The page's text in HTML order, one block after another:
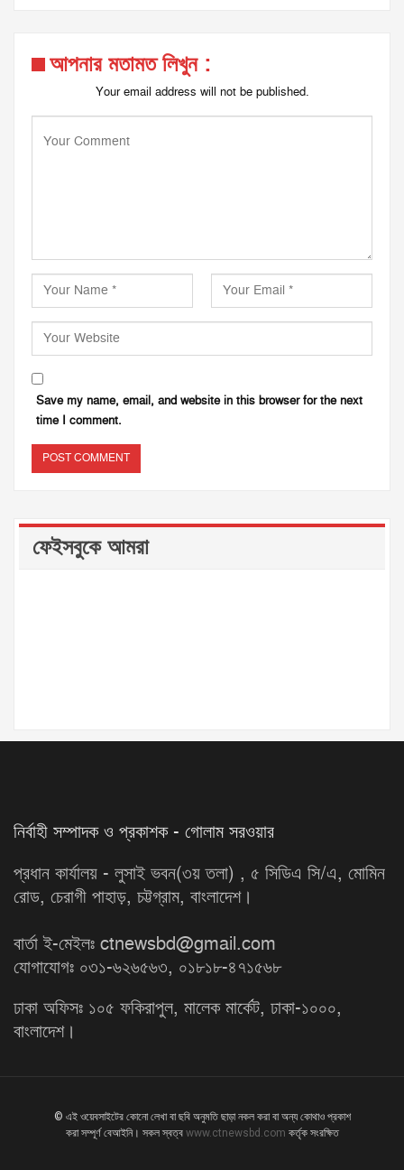
আপনার মতামত লিখুন :
Your email address will not be published.
Save my name, email, and website in this browser for the next
time I comment.
ফেইসবুকে আমরা
নির্বাহী সম্পাদক ও প্রকাশক - গোলাম সরওয়ার
প্রধান কার্যালয় - লুসাই ভবন(৩য় তলা) , ৫ সিডিএ সি/এ, মোমিন
রোড, চেরাগী পাহাড়, চট্টগ্রাম, বাংলাদেশ।
বার্তা ই-মেইলঃ ctnewsbd@gmail.com
যোগাযোগঃ ০৩১-৬২৬৫৬৩, ০১৮১৮-৪৭১৫৬৮
ঢাকা অফিসঃ ১০৫ ফকিরাপুল, মালেক মার্কেট, ঢাকা-১০০০,
বাংলাদেশ।
© এই ওয়েবসাইটের কোনো লেখা বা ছবি অনুমতি ছাড়া নকল করা বা অন্য কোথাও প্রকাশ
করা সম্পূর্ণ বেআইনি। সকল স্বত্ব www.ctnewsbd.com কর্তৃক সংরক্ষিত